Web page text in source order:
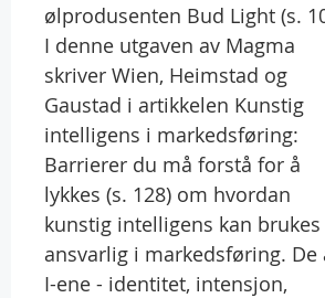
ølprodusenten Bud Light (s.
I denne utgaven av Magma
skriver Wien, Heimstad og
Gaustad i artikkelen Kunstig
intelligens i markedsføring:
Barrierer du må forstå for å
lykkes (s. 128) om hvordan
kunstig intelligens kan brukes
ansvarlig i markedsføring. De
I-ene - identitet, intensjon,